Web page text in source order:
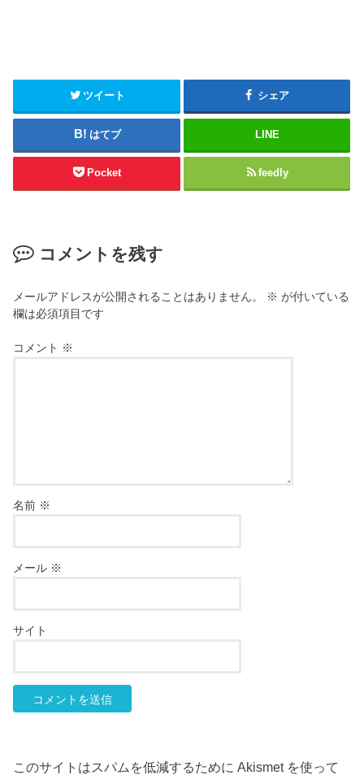
ツイート シェア
はてブ LINE
Pocket feedly
コメントを残す
メールアドレスが公開されることはありません。 ※ が付いている
欄は必須項目です
コメント ※
名前 ※
メール ※
サイト
このサイトはスパムを低減するために Akismet を使って